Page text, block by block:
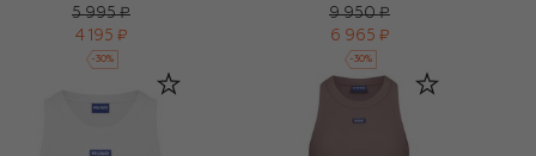
5 995 ₽
4 195 ₽
-30%
9 950 ₽
6 965 ₽
-30%